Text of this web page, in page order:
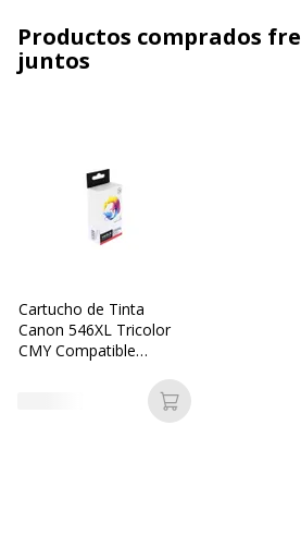
Productos comprados
juntos
Cartucho de Tinta
Canon 546XL Tricolor
CMY Compatible
Añadir a la cesta